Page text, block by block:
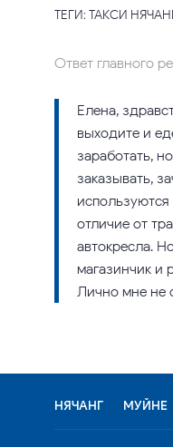
ТЕГИ: ТАКСИ
Ответ главного
Елена,
выходите и
заработать,
заказывать,
отличие от
автокресла.
магазинчик и
Лично мне не
НЯЧАНГ МУЙНЕ